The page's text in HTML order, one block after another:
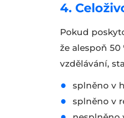
4.
Pokud
že alespoň
vzdělávání,
splněno v
splněno v